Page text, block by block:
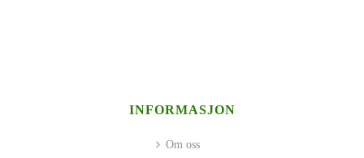
INFORMASJON
Om oss